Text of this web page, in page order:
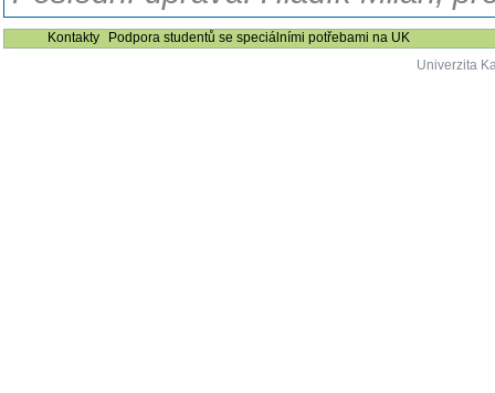
Kontakty
Podpora studentů se speciálními potřebami na UK
Univerzita